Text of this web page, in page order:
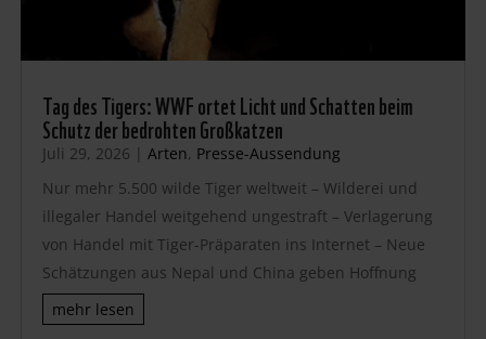
Tag des Tigers: WWF ortet Licht und Schatten beim
Schutz der bedrohten Großkatzen
Juli 29, 2026 | Arten, Presse-Aussendung
Nur mehr 5.500 wilde Tiger weltweit – Wilderei und
illegaler Handel weitgehend ungestraft – Verlagerung
von Handel mit Tiger-Präparaten ins Internet – Neue
Schätzungen aus Nepal und China geben Hoffnung
mehr lesen